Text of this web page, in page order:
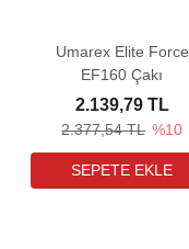
Umarex Elite Force
EF160 Çakı
2.377,54 TL %10
2.139,79 TL